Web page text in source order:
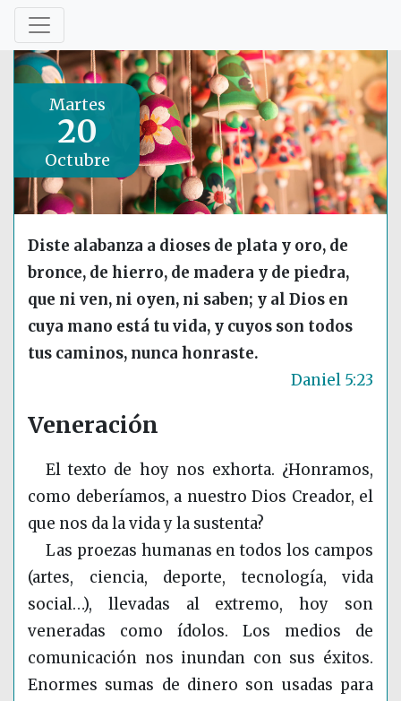
Martes
20
Octubre
Diste alabanza a dioses de plata y oro, de
bronce, de hierro, de madera y de piedra,
que ni ven, ni oyen, ni saben; y al Dios en
cuya mano está tu vida, y cuyos son todos
tus caminos, nunca honraste.
Daniel 5:23
Veneración
El texto de hoy nos exhorta. ¿Honramos,
como deberíamos, a nuestro Dios Creador, el
que nos da la vida y la sustenta?
Las proezas humanas en todos los campos
(artes, ciencia, deporte, tecnología, vida
social…), llevadas al extremo, hoy son
veneradas como ídolos. Los medios de
comunicación nos inundan con sus éxitos.
Enormes sumas de dinero son usadas para